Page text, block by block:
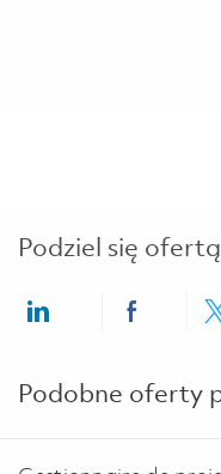
Podziel się
Share via LinkedIn
Share
Podobne oferty